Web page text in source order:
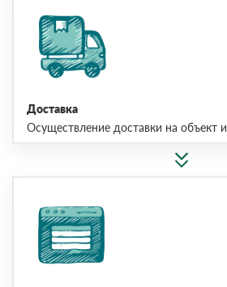
Доставка
Осуществление доставки на объект